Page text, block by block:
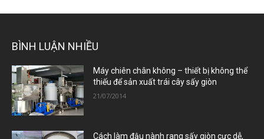
BÌNH LUẬN NHIỀU
Máy chiên chân không – thiết bị không thể
thiếu để sản xuất trái cây sấy giòn
21/07/2014
Cách làm đậu nành rang sấy giòn cực dễ,